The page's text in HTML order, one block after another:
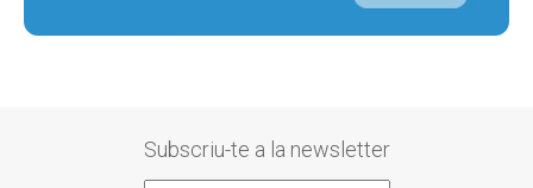
Subscriu-te a la newsletter